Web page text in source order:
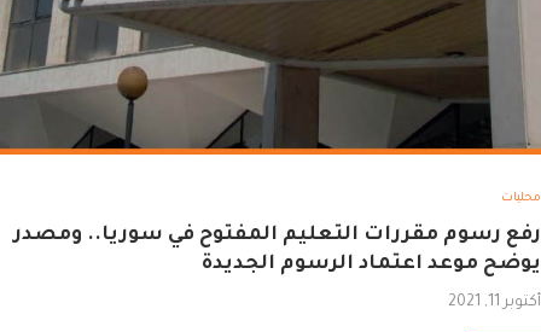
محليات
رفع رسوم مقررات التعليم المفتوح في سوريا.. ومصدر
يوضح موعد اعتماد الرسوم الجديدة
أكتوبر 11, 2021